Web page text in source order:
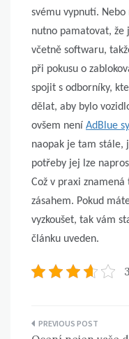
svému vypnutí. Nebo
nutno pamatovat, že
včetně softwaru,
při pokusu o
spojit s odborníky,
dělat, aby bylo
ovšem není AdBlue
naopak je tam stále,
potřeby jej lze
Což v praxi
zásahem. Pokud
vyzkoušet, tak vám
článku uveden.
Navigace